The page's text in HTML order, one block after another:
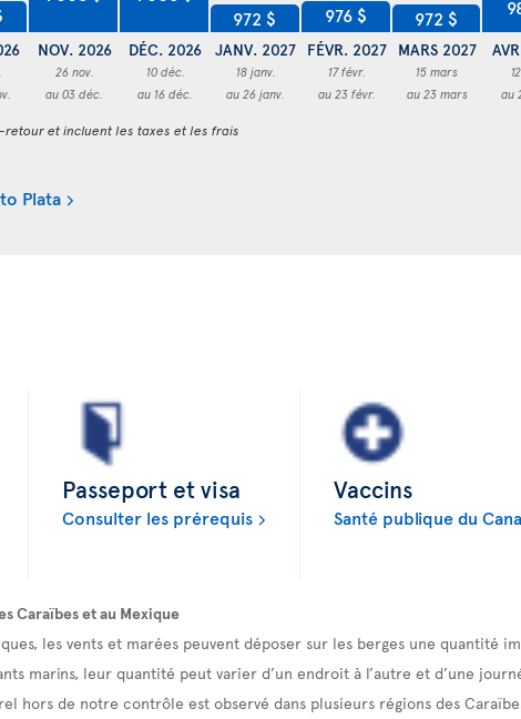
NOV. 2026
26 nov.
au 03 déc.
DÉC. 2026
10 déc.
au 16 déc.
972 $
JANV. 2027
18 janv.
au 26 janv.
976 $
FÉVR. 2027
17 févr.
au 23 févr.
972 $
MARS 2027
15 mars
au 23 mars
au
et incluent les taxes et les frais
Plata
Passeport et visa
Consulter les prérequis
Vaccins
Santé publique du
Caraïbes et au Mexique
les vents et marées peuvent déposer sur les berges une quantité
marins, leur quantité peut varier d’un endroit à l’autre et d’une
hors de notre contrôle est observé dans plusieurs régions des